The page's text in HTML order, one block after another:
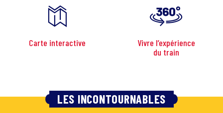
Carte interactive
Vivre l’expérience
du train
LES INCONTOURNABLES